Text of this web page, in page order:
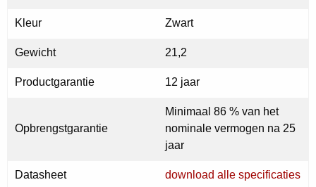
Kleur Zwart
Gewicht 21,2
Productgarantie 12 jaar
Opbrengstgarantie
Minimaal 86 % van het
nominale vermogen na 25
jaar
Datasheet download alle specificaties